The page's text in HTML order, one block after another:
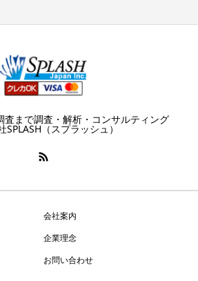
査まで調査・解析・コンサルティング
SPLASH（スプラッシュ）
会社案内
企業理念
お問い合わせ